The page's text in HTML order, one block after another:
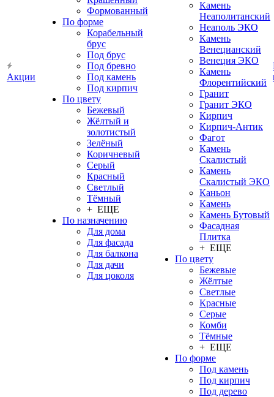
Акции
Формованный
По форме
Корабельный
брус
Под брус
Под бревно
Под камень
Под кирпич
По цвету
Бежевый
Жёлтый и
золотистый
Зелёный
Коричневый
Серый
Красный
Светлый
Тёмный
+ ЕЩЕ
По назначению
Для дома
Для фасада
Для балкона
Для дачи
Для цоколя
Камень
Неаполитанский
Неаполь ЭКО
Камень
Венецианский
Венеция ЭКО
Камень
Флорентийский
Гранит
Гранит ЭКО
Кирпич
Кирпич-Антик
Фагот
Камень
Скалистый
Камень
Скалистый ЭКО
Каньон
Камень
Камень Бутовый
Фасадная
Плитка
+ ЕЩЕ
По цвету
Бежевые
Жёлтые
Светлые
Красные
Серые
Комби
Тёмные
+ ЕЩЕ
По форме
Под камень
Под кирпич
Под дерево